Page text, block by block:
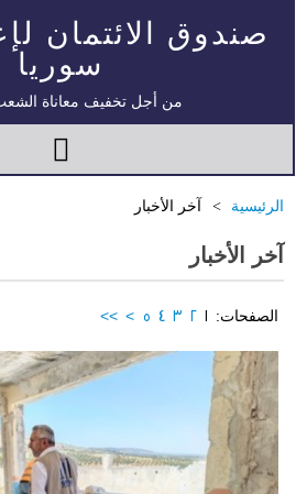
صندوق الائتمان
سوريا
من أجل تخفيف معاناة
الرئيسية آخر الأخبار
آخر الأخبار
الصفحات: 1
2
3
4
5
>
>>